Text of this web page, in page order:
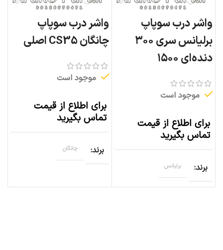
واشر درب سوپاپ
برلیانس سری ۳۰۰
دنده‌ای ۱۵۰۰
موجود است
برای اطلاع از قیمت
تماس بگیرید
برند برلیانس
واشر درب سوپاپ
چانگان CS35 اصلی
موجود است
برای اطلاع از قیمت
تماس بگیرید
برند چانگان